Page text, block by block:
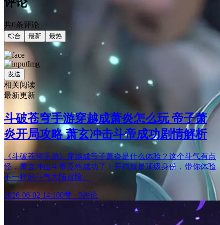
共0条评论
综合 最新 最热
发送
相关阅读
最新更新
斗破苍穹手游穿越成萧炎怎么玩 帝子萧
炎开局攻略 萧玄冲击斗帝成功剧情解析
《斗破苍穹手游》穿越成帝子萧炎是什么体验？这个斗气有点
怪，萧玄冲击斗帝竟然成功了！开局就是顶级身份，带你体验
不一样的斗气大陆冒险。
2026-06-02 14:180赞 · 0评论